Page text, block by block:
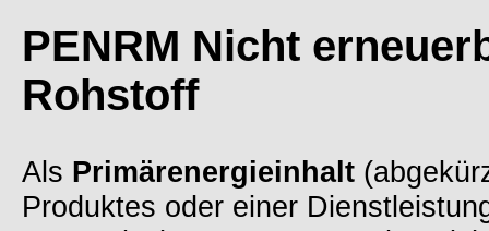
PENRM Nicht
Rohstoff
Als Primärenergieinhalt
Produktes oder einer